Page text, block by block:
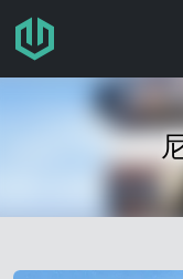
跳转至主要内容